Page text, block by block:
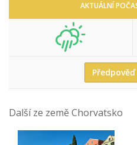
AKTUÁLNÍ
Další ze země Chorvatsko